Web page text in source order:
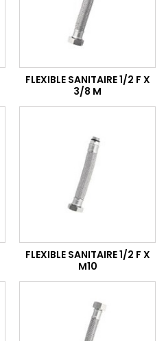
FLEXIBLE SANITAIRE 1/2 F X
3/8 M
FLEXIBLE SANITAIRE 1/2 F X
M10